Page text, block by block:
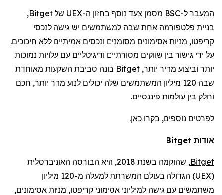
המעבר ל-BSC מסמן צעד נוסף בחזון ה-UEX של Bitget,
בניית פלטפורמה אחת שבה למשתמשים יש גישה לנכסי
קריפטו, מניות אסימונים מסומנים ונכסים אמיתיים ללא חיכוכים.
על ידי גישור בין שווקים מסורתיים ודיגיטליים עם עלויות נמוכות
יותר וביצוע מהיר יותר, Bitget בונה סביבת
השקעות מאוחדת
שבה 120 מיליון המשתמשים שלה יכולים לנוע מהר יותר, חכם
וחלק בין עולמות פיננסיים.
לפרטים נוספים, בקרו כאן.
אודות Bitget
Bitget
, שהוקמה
בשנת 2018, היא הבורסה האוניברסלית
(
UEX
) הגדולה בעולם המשרתת למעלה מ-120
מיליון
משתמשים עם גישה למיליוני אסימוני קריפטו, מניות אסימונים,